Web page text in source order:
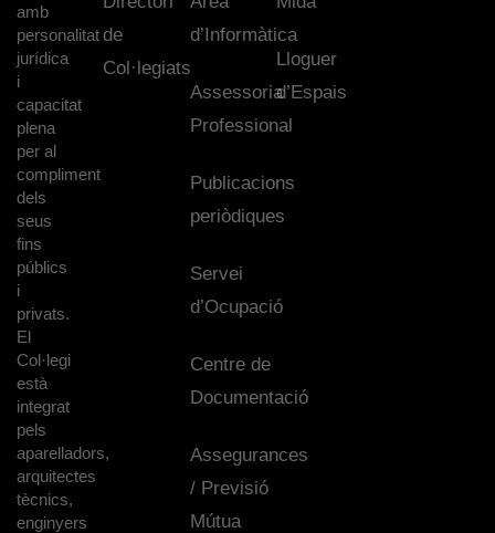
amb
personalitat
jurídica
i
capacitat
plena
per al
compliment
dels
seus
fins
públics
i
privats.
El
Col·legi
està
integrat
pels
aparelladors,
arquitectes
tècnics,
enginyers
de
Col·legiats
d’Informàtica
Assessoria
Professional
Publicacions
periòdiques
Servei
d’Ocupació
Centre de
Documentació
Assegurances
/ Previsió
Mútua
Lloguer
d’Espais